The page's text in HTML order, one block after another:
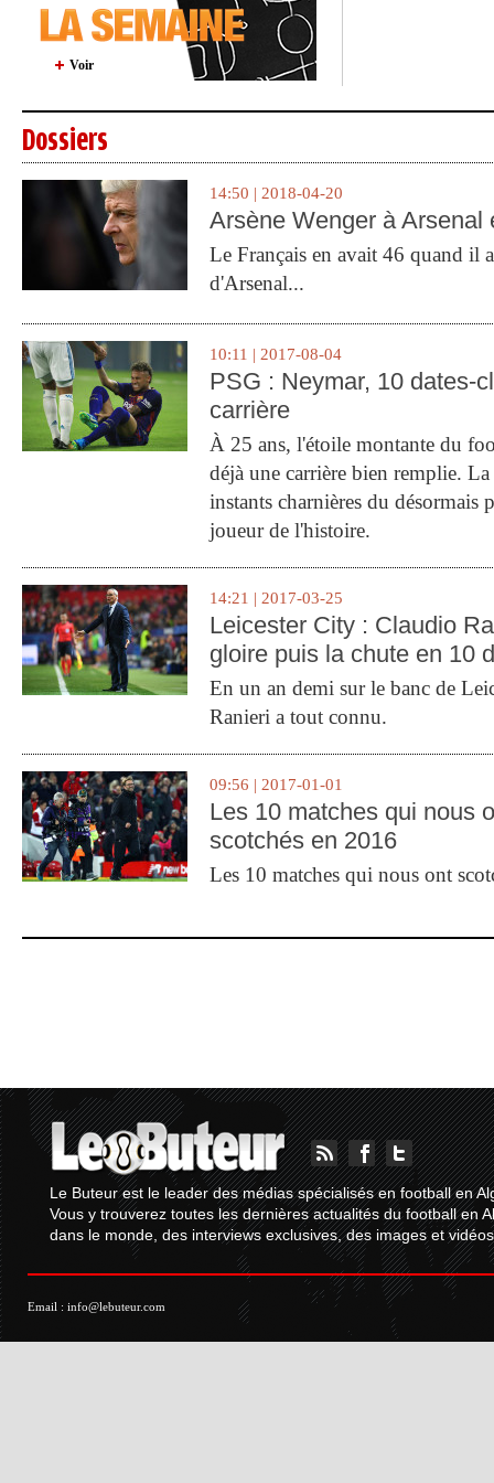
Voir
Dossiers
14:50 | 2018-04-20
Arsène Wenger à Arsenal
Le Français en avait 46 quand il
d'Arsenal...
10:11 | 2017-08-04
PSG : Neymar, 10 dates-
carrière
À 25 ans, l'étoile montante du
déjà une carrière bien remplie.
instants charnières du désormais
joueur de l'histoire.
14:21 | 2017-03-25
Leicester City : Claudio
gloire puis la chute en 10
En un an demi sur le banc de
Ranieri a tout connu.
09:56 | 2017-01-01
Les 10 matches qui nous
scotchés en 2016
Les 10 matches qui nous ont
Le Buteur est le leader des médias spécialisés en football en
Vous y trouverez toutes les dernières actualités du football en
dans le monde, des interviews exclusives, des images et
Email : info@lebuteur.com